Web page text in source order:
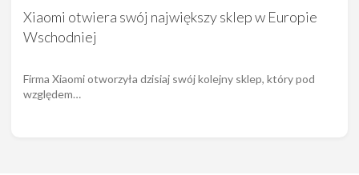
Xiaomi otwiera swój największy sklep w Europie
Wschodniej
Firma Xiaomi otworzyła dzisiaj swój kolejny sklep, który pod
względem…